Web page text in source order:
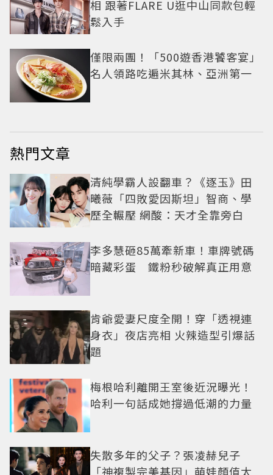
相 跟著FLARE U逛中山同款包輕
鬆入手
僅限兩團！「500遊香港饕客宴」
名人領路吃遍米其林、亞洲第一
熱門文章
清純學霸人設翻車？《逐玉》田
曦薇「四敗愛因斯坦」智商、學
歷全輾壓 網酸：天才全靠旁白
李多慧砸85萬牽新車！車牌號碼
暗藏彩蛋 鐵粉秒破解真正用意
肯爺愛妻尺度全開！穿「透視連
身衣」夜店亮相 火辣造型引爆話
題
梅根哈利離開王室後近況曝光！
哈利一句話成她撐過低潮的力量
失散多年的父子？張凌赫兒子
「神複製完美基因」萌娃顏值太